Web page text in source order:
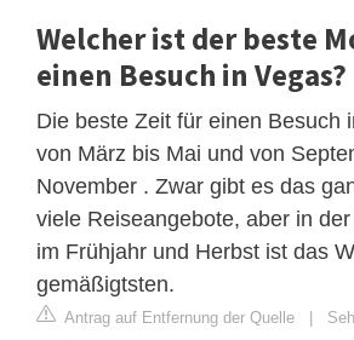
Welcher ist der beste
einen Besuch in Vegas?
Die beste Zeit für einen Besuch
von März bis Mai und von
November . Zwar gibt es das
viele Reiseangebote, aber in
im Frühjahr und Herbst ist das
gemäßigtsten.
Antrag auf Entfernung der Quelle